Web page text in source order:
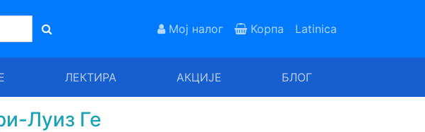
Мој налог Корпа Latinica
ЛЕКТИРА АКЦИЈЕ БЛОГ
Луиз Ге